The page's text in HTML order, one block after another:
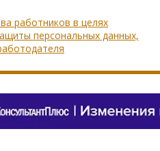
работников в целях
персональных данных,